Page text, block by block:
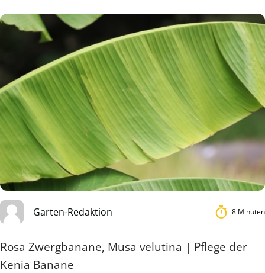
Garten-Redaktion 8 Minuten
Rosa Zwergbanane, Musa velutina | Pflege der
Kenia Banane